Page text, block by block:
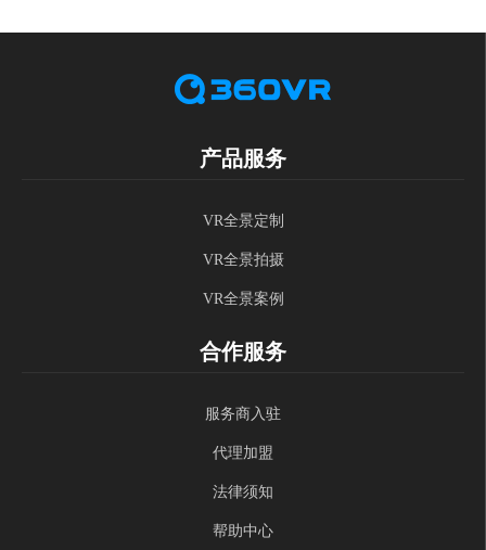
产品服务
VR全景定制
VR全景拍摄
VR全景案例
合作服务
服务商入驻
代理加盟
法律须知
帮助中心